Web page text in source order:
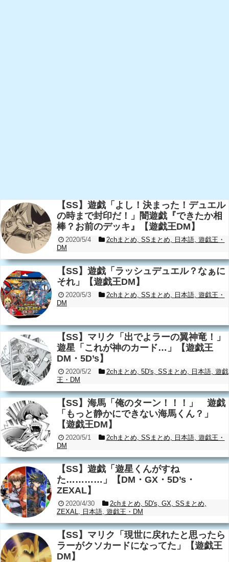
【SS】遊戯「よし！決まった！デュエル
の時まで封印だ！」闇遊戯『できたか相
棒？お前のデッキ』【遊戯王DM】
2020/5/4 2chまとめ, SSまとめ, 日本語, 遊戯王・
DM
【SS】遊戯「ラッシュデュエル？なぁに
それ」【遊戯王DM】
2020/5/3 2chまとめ, SSまとめ, 日本語, 遊戯王・
DM
【SS】マリク「出でよラーの翼神竜！」
遊星「これが神のカード…」【遊戯王
DM・5D’s】
2020/5/2 2chまとめ, 5D's, SSまとめ, 日本語, 遊戯
王・DM
【SS】海馬「俺のターン！！！」 遊戯
「もっと静かにできない海馬くん？」
【遊戯王DM】
2020/5/1 2chまとめ, SSまとめ, 日本語, 遊戯王・
DM
【SS】遊戯「遊星くんがすね
た…………」【DM・GX・5D’s・
ZEXAL】
2020/4/30 2chまとめ, 5D's, GX, SSまとめ,
ZEXAL, 日本語, 遊戯王・DM
【SS】マリク「現世に戻れたと思ったら
ラーがクソカードになってた」【遊戯王
DM】